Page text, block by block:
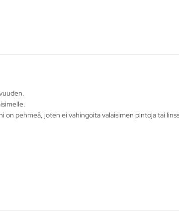
pehmeä, joten ei vahingoita valaisimen pintoja tai